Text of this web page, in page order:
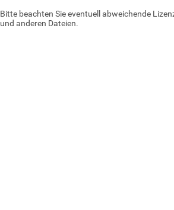
Bitte beachten Sie eventuell abweichende
und anderen Dateien.